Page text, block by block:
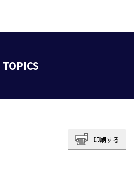
TOPICS
印刷する